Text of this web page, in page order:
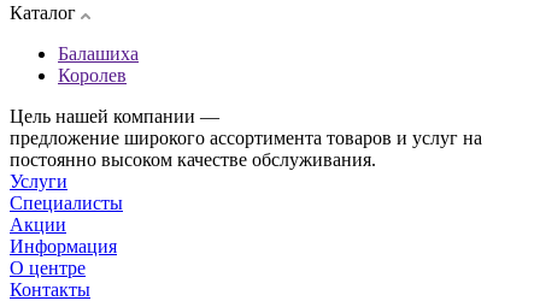
Каталог
Балашиха
Королев
Цель нашей компании —
предложение широкого ассортимента товаров и услуг на
постоянно высоком качестве обслуживания.
Услуги
Специалисты
Акции
Информация
О центре
Контакты